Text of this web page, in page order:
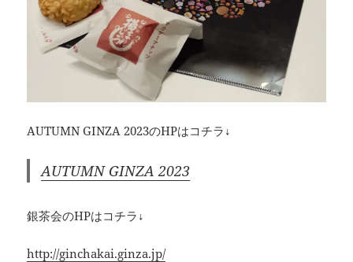
AUTUMN GINZA 2023のHPはコチラ↓
AUTUMN GINZA 2023
銀茶会のHPはコチラ↓
http://ginchakai.ginza.jp/